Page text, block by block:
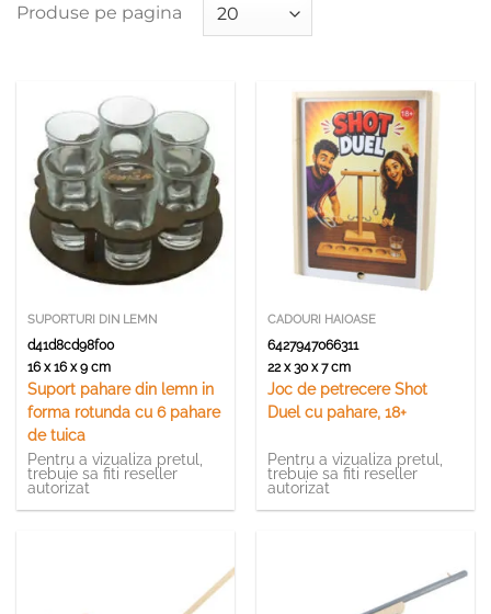
Produse pe pagina
SUPORTURI DIN LEMN
d41d8cd98f00
16 x 16 x 9 cm
Suport pahare din lemn in
forma rotunda cu 6 pahare
de tuica
Pentru a vizualiza pretul,
trebuie sa fiti reseller
autorizat
CADOURI HAIOASE
6427947066311
22 x 30 x 7 cm
Joc de petrecere Shot
Duel cu pahare, 18+
Pentru a vizualiza pretul,
trebuie sa fiti reseller
autorizat